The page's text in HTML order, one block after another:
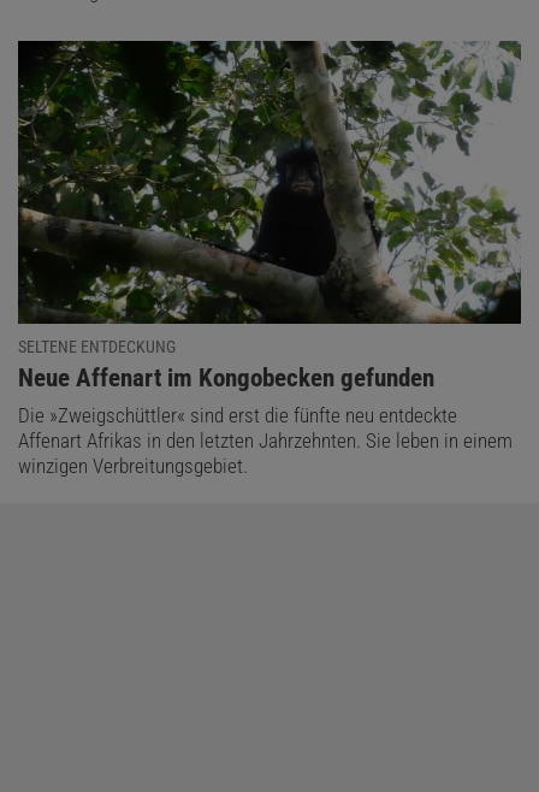
SELTENE ENTDECKUNG
:
Neue Affenart im Kongobecken gefunden
Die »Zweigschüttler« sind erst die fünfte neu entdeckte
Affenart Afrikas in den letzten Jahrzehnten. Sie leben in einem
winzigen Verbreitungsgebiet.